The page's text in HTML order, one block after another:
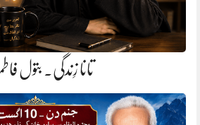
تانا زِندگی. بتول